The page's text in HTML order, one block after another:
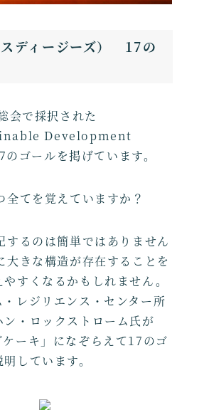
ディージーズ） 17の
会で採択された
Development
ゴールを掲げています。
全てを覚えていますか？
するのは簡単ではありません
大きな構造が存在することを
すくなるかもしれません。
レジリエンス・センター所
・ロックストローム氏が
ケーキ」になぞらえて17のゴ
しています。